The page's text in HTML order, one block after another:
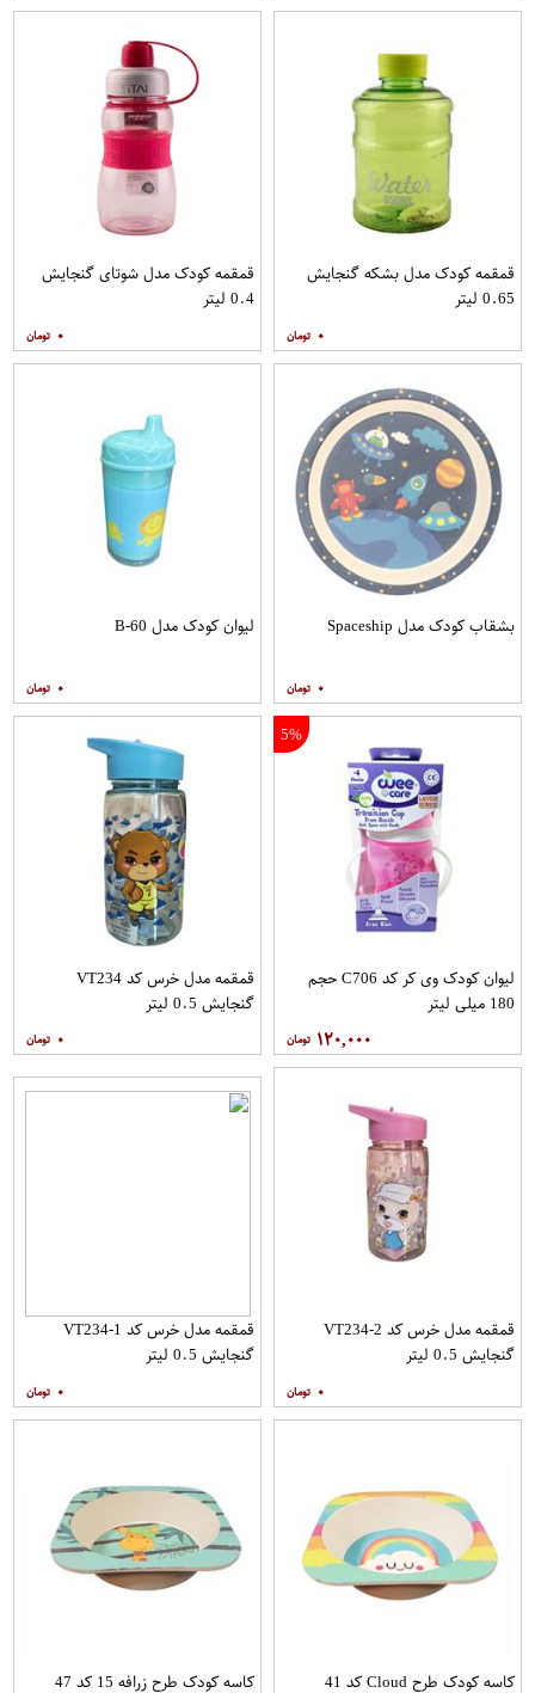
قمقمه کودک مدل بشکه گنجایش
0.65 لیتر
۰
قمقمه کودک مدل شوتای گنجایش
0.4 لیتر
۰
بشقاب کودک مدل Spaceship
۰
لیوان کودک مدل B-60
۰
5%
لیوان کودک وی کر کد C706 حجم
180 میلی لیتر
۱۲۰,۰۰۰
قمقمه مدل خرس کد VT234
گنجایش 0.5 لیتر
۰
قمقمه مدل خرس کد VT234-2
گنجایش 0.5 لیتر
۰
قمقمه مدل خرس کد VT234-1
گنجایش 0.5 لیتر
۰
کاسه کودک طرح Cloud کد 41 کاسه کودک طرح زرافه 15 کد 47